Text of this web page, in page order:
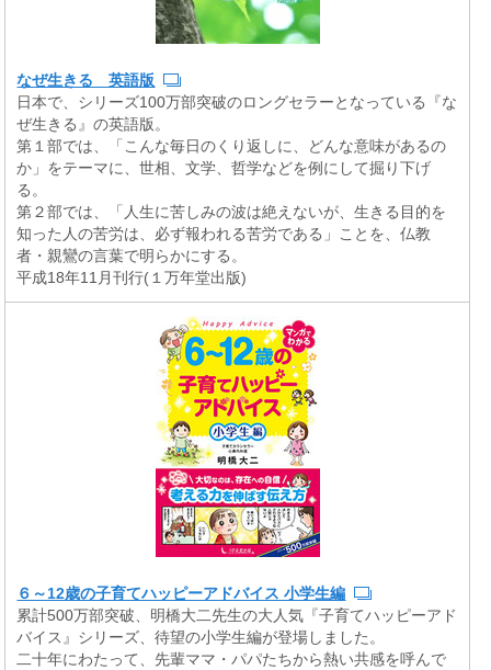
なぜ生きる 英語版
日本で、シリーズ100万部突破のロングセラーとなっている『な
ぜ生きる』の英語版。
第１部では、「こんな毎日のくり返しに、どんな意味があるの
か」をテーマに、世相、文学、哲学などを例にして掘り下げ
る。
第２部では、「人生に苦しみの波は絶えないが、生きる目的を
知った人の苦労は、必ず報われる苦労である」ことを、仏教
者・親鸞の言葉で明らかにする。
平成18年11月刊行(１万年堂出版)
６～12歳の子育てハッピーアドバイス 小学生編
累計500万部突破、明橋大二先生の大人気『子育てハッピーアド
バイス』シリーズ、待望の小学生編が登場しました。
二十年にわたって、先輩ママ・パパたちから熱い共感を呼んで